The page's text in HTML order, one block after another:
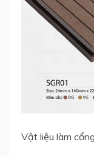
Vật liệu làm